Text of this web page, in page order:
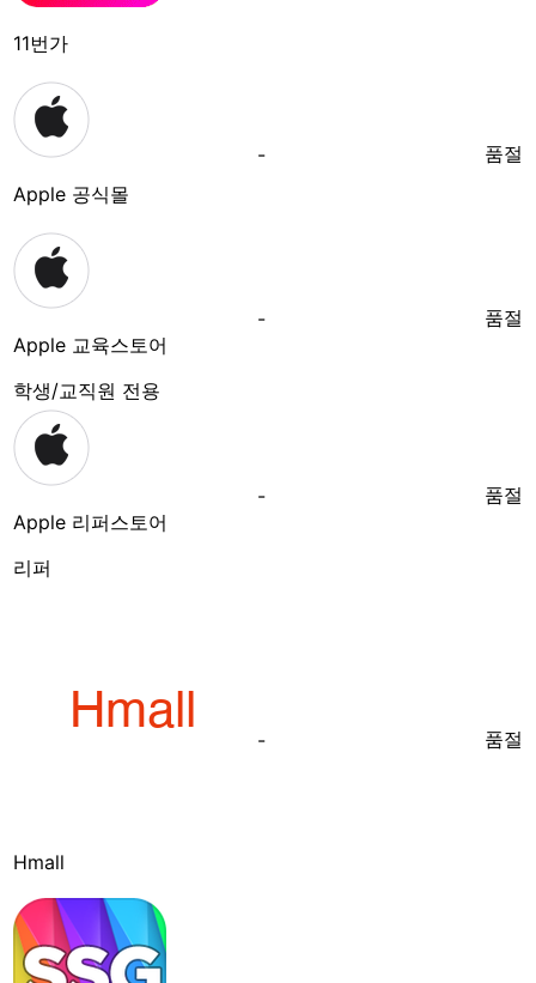
11번가
Apple 공식몰
- 품절
Apple 교육스토어
학생/교직원 전용
- 품절
Apple 리퍼스토어
리퍼
- 품절
Hmall
- 품절